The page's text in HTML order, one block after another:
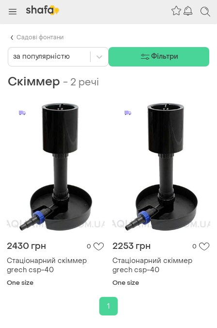
Скіммер - 2 речі
2430 грн 0
Стаціонарний скіммер
grech csp-40
One size
2253 грн 0
Стаціонарний скіммер
grech csp-40
One size
1
за популярністю Фільтри
Садові фонтани